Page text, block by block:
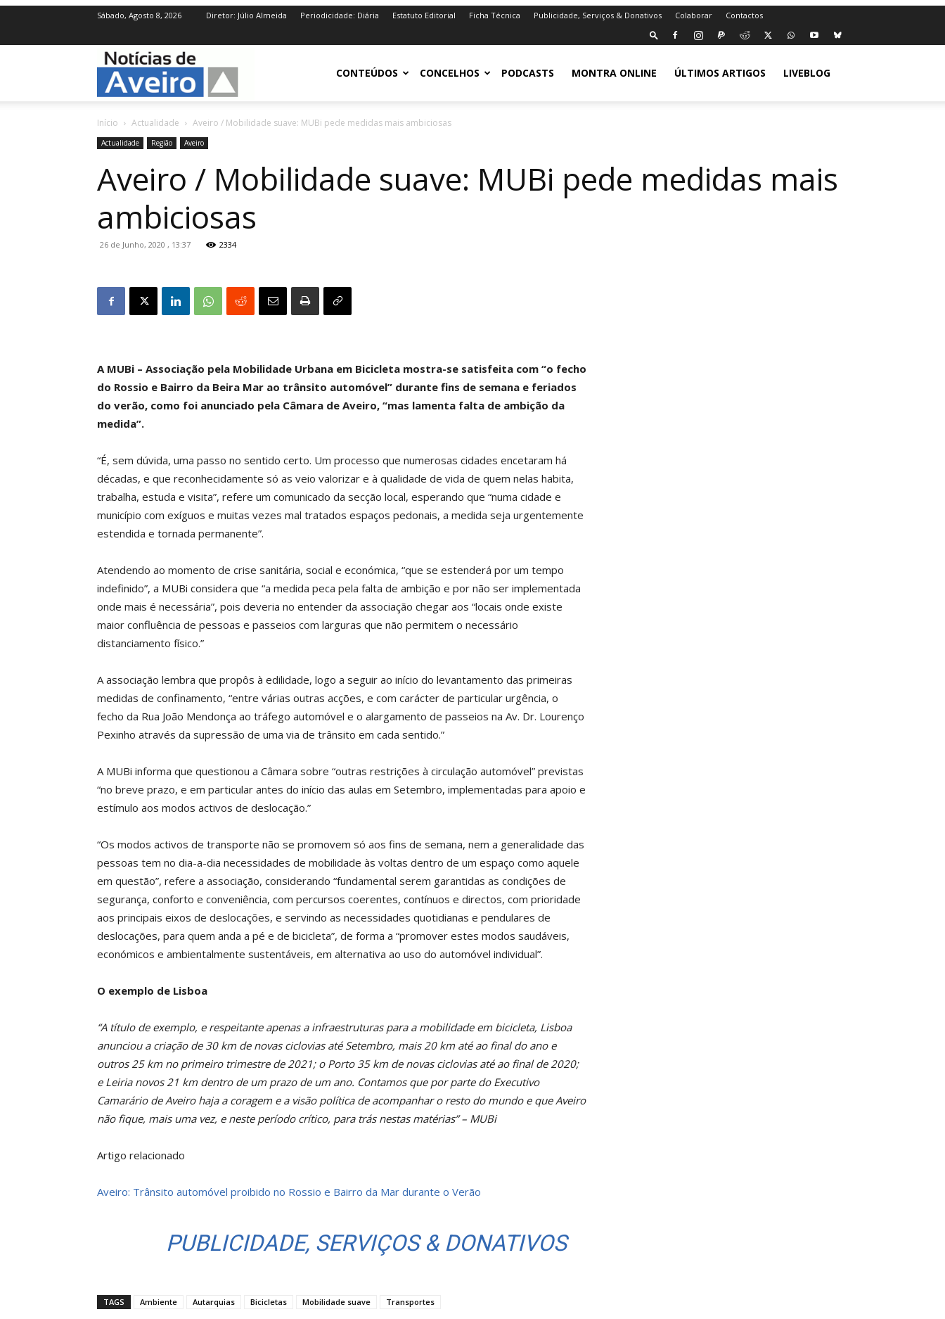
Sábado, Agosto 8, 2026 Diretor: Júlio Almeida Periodicidade: Diária Estatuto Editorial Ficha Técnica Publicidade, Serviços & Donativos Colaborar Contactos
NotíciasdeAveiro.ptCONTEÚDOS CONCELHOS PODCASTS MONTRA ONLINE ÚLTIMOS ARTIGOS LIVEBLOG
Início Actualidade Aveiro / Mobilidade suave: MUBi pede medidas mais ambiciosas
Actualidade Região Aveiro
Aveiro / Mobilidade suave: MUBi pede medidas mais
ambiciosas
26 de Junho, 2020 , 13:37 2334
A MUBi – Associação pela Mobilidade Urbana em Bicicleta mostra-se satisfeita com “o fecho
do Rossio e Bairro da Beira Mar ao trânsito automóvel” durante fins de semana e feriados
do verão, como foi anunciado pela Câmara de Aveiro, “mas lamenta falta de ambição da
medida”.
“É, sem dúvida, uma passo no sentido certo. Um processo que numerosas cidades encetaram há
décadas, e que reconhecidamente só as veio valorizar e à qualidade de vida de quem nelas habita,
trabalha, estuda e visita”, refere um comunicado da secção local, esperando que “numa cidade e
município com exíguos e muitas vezes mal tratados espaços pedonais, a medida seja urgentemente
estendida e tornada permanente”.
Atendendo ao momento de crise sanitária, social e económica, “que se estenderá por um tempo
indefinido”, a MUBi considera que “a medida peca pela falta de ambição e por não ser implementada
onde mais é necessária”, pois deveria no entender da associação chegar aos “locais onde existe
maior confluência de pessoas e passeios com larguras que não permitem o necessário
distanciamento físico.”
A associação lembra que propôs à edilidade, logo a seguir ao início do levantamento das primeiras
medidas de confinamento, “entre várias outras acções, e com carácter de particular urgência, o
fecho da Rua João Mendonça ao tráfego automóvel e o alargamento de passeios na Av. Dr. Lourenço
Pexinho através da supressão de uma via de trânsito em cada sentido.”
A MUBi informa que questionou a Câmara sobre “outras restrições à circulação automóvel” previstas
“no breve prazo, e em particular antes do início das aulas em Setembro, implementadas para apoio e
estímulo aos modos activos de deslocação.”
“Os modos activos de transporte não se promovem só aos fins de semana, nem a generalidade das
pessoas tem no dia-a-dia necessidades de mobilidade às voltas dentro de um espaço como aquele
em questão”, refere a associação, considerando “fundamental serem garantidas as condições de
segurança, conforto e conveniência, com percursos coerentes, contínuos e directos, com prioridade
aos principais eixos de deslocações, e servindo as necessidades quotidianas e pendulares de
deslocações, para quem anda a pé e de bicicleta”, de forma a “promover estes modos saudáveis,
económicos e ambientalmente sustentáveis, em alternativa ao uso do automóvel individual”.
O exemplo de Lisboa
“A título de exemplo, e respeitante apenas a infraestruturas para a mobilidade em bicicleta, Lisboa
anunciou a criação de 30 km de novas ciclovias até Setembro, mais 20 km até ao final do ano e
outros 25 km no primeiro trimestre de 2021; o Porto 35 km de novas ciclovias até ao final de 2020;
e Leiria novos 21 km dentro de um prazo de um ano. Contamos que por parte do Executivo
Camarário de Aveiro haja a coragem e a visão política de acompanhar o resto do mundo e que Aveiro
não fique, mais uma vez, e neste período crítico, para trás nestas matérias” – MUBi
Artigo relacionado
Aveiro: Trânsito automóvel proibido no Rossio e Bairro da Mar durante o Verão
PUBLICIDADE, SERVIÇOS & DONATIVOS
TAGS Ambiente Autarquias Bicicletas Mobilidade suave Transportes